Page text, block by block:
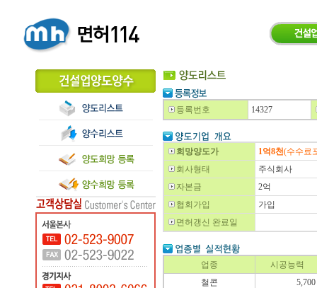
등록번호 14327
희망양도가 1억8천(수수료
회사형태
주식회사
자본금
2억
협회가입
가입
면허갱신 완료일
업종
시공능력
철콘
5,700